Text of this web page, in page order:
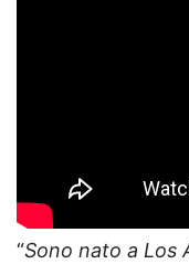
“Sono nato a Los